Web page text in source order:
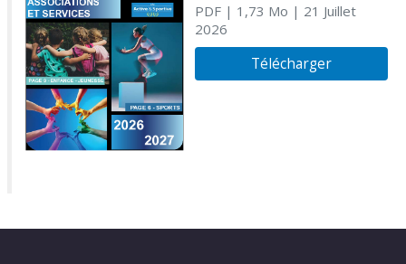
PDF| 1,73 Mo | 21 Juillet
2026
Télécharger